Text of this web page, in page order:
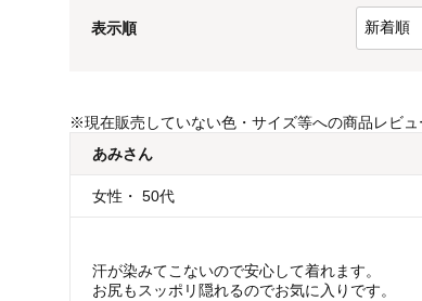
表示順
※現在販売していない色・サイズ等への商品レビュ
あみさん
女性 ・ 50代
汗が染みてこないので安心して着れます。
お尻もスッポリ隠れるのでお気に入りです。